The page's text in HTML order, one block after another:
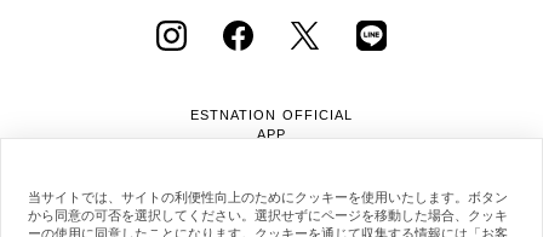
ESTNATION OFFICIAL
APP
当サイトでは、サイトの利便性向上のためにクッキーを使用いたします。ボタン
から同意の可否を選択してください。選択せずにページを移動した場合、クッキ
ーの使用に同意したことになります。クッキーを通じて収集する情報には「お客